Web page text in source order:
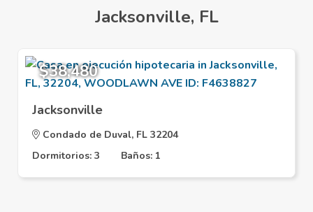
Jacksonville, FL
$38,480
Jacksonville
Condado de Duval, FL 32204
Dormitorios: 3
Baños: 1